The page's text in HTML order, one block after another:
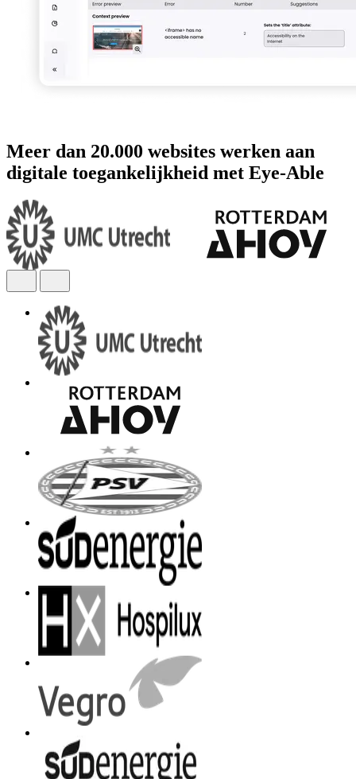
Meer dan 20.000 websites werken aan
digitale toegankelijkheid met Eye-Able